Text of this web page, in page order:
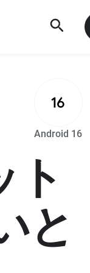
Android 16
ト
と